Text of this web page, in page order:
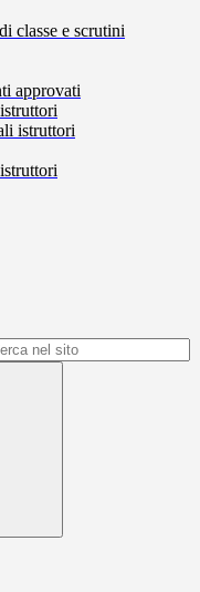
classe e scrutini
approvati
istruttori